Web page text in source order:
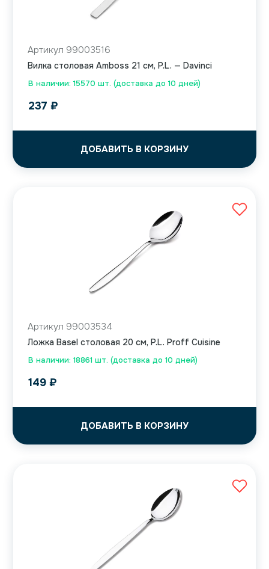
В наличии: 15570 шт. (доставка до 10 дней)
Артикул 99003516
Вилка столовая Amboss 21 см, P.L. — Davinci
237 ₽
ДОБАВИТЬ В КОРЗИНУ
В наличии: 18861 шт. (доставка до 10 дней)
Артикул 99003534
Ложка Basel столовая 20 см, P.L. Proff Cuisine
149 ₽
ДОБАВИТЬ В КОРЗИНУ